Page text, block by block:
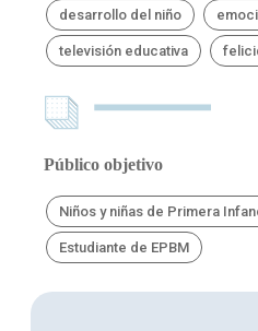
desarrollo del niño
televisión educativa
Público objetivo
Niños y niñas de Primera
Estudiante de EPBM